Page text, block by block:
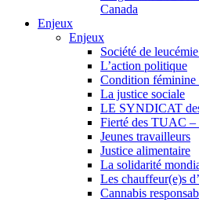
Canada
Enjeux
Enjeux
Société de
L’action politique
Condition féminine
La justice sociale
LE SYNDICAT
Fierté des TUAC –
Jeunes travailleurs
Justice alimentaire
La solidarité
Les chauffeur(e)s
Cannabis